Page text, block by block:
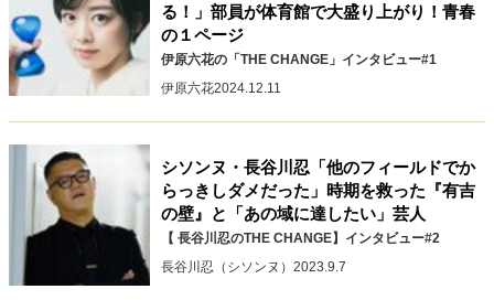
表現者の葛藤
人生が動いた日 10代の挫折と原点
キャリア・働き方
大人の学び直し
ファーストキャリアを拓く
夢を掴む選択
経営・ビジネス
る！」部員が体育館で大盛り上がり！青春
の１ページ
伊原六花の「THE CHANGE」インタビュー#1
伊原六花2024.12.11
シソンヌ・長谷川忍「他のフィールドでか
らっきしダメだった」時期を救った『有吉
の壁』と「あの域に達したい」芸人
【 長谷川忍のTHE CHANGE】インタビュー#2
長谷川忍（シソンヌ） 2023.9.7